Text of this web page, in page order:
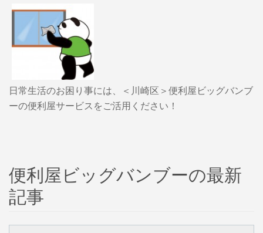
日常生活のお困り事には、＜川崎区＞便利屋ビッグバンブ
ーの便利屋サービスをご活用ください！
便利屋ビッグバンブーの最新
記事